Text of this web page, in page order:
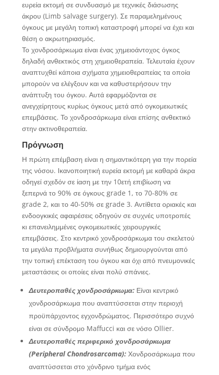
ευρεία εκτομή σε συνδυασμό με τεχνικές διάσωσης
άκρου (Limb salvage surgery). Σε παραμελημένους
όγκους με μεγάλη τοπική καταστροφή μπορεί να έχει και
θέση ο ακρωτηριασμός.
Το χονδροσάρκωμα είναι ένας χημειοάντοχος όγκος
δηλαδή ανθεκτικός στη χημειοθεραπεία. Τελευταία έχουν
αναπτυχθεί κάποια σχήματα χημειοθεραπείας τα οποία
μπορούν να ελέγξουν και να καθυστερήσουν την
ανάπτυξη του όγκου. Αυτά εφαρμόζονται σε
ανεγχείρητους κυρίως όγκους μετά από ογκομειωτικές
επεμβάσεις. Το χονδροσάρκωμα είναι επίσης ανθεκτικό
στην ακτινοθεραπεία.
Πρόγνωση
Η πρώτη επέμβαση είναι η σημαντικότερη για την πορεία
της νόσου. Ικανοποιητική ευρεία εκτομή με καθαρά άκρα
οδηγεί σχεδόν σε ίαση με την 10ετή επιβίωση να
ξεπερνά το 90% σε όγκους grade 1, το 70-80% σε
grade 2, και το 40-50% σε grade 3. Αντίθετα οριακές και
ενδοογκικές αφαιρέσεις οδηγούν σε συχνές υποτροπές
κι επανειλημμένες ογκομειωτικές χειρουργικές
επεμβάσεις. Στο κεντρικό χονδροσάρκωμα του σκελετού
τα μεγάλα προβλήματα συνήθως δημιουργούνται από
την τοπική επέκταση του όγκου και όχι από πνευμονικές
μεταστάσεις οι οποίες είναι πολύ σπάνιες.
Δευτεροπαθές χονδροσάρκωμα:Είναι κεντρικό
χονδροσάρκωμα που αναπτύσσεται στην περιοχή
προϋπάρχοντος εγχονδρώματος. Περισσότερο συχνό
είναι σε σύνδρομο Maffucci και σε νόσο Ollier.
Δευτεροπαθές περιφερικό χονδροσάρκωμα
(Peripheral Chondrosarcoma):Χονδροσάρκωμα που
αναπτύσσεται στο χόνδρινο τμήμα ενός